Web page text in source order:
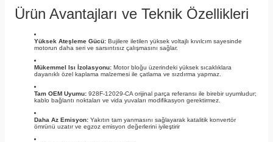
Ürün Avantajları ve Teknik Özellikleri
Yüksek Ateşleme Gücü: Bujilere iletilen yüksek voltajlı kıvılcım sayesinde
motorun daha seri ve sarsıntısız çalışmasını sağlar.
Mükemmel Isı İzolasyonu: Motor bloğu üzerindeki yüksek sıcaklıklara
dayanıklı özel kaplama malzemesi ile çatlama ve sızdırma yapmaz.
Tam OEM Uyumu: 928F-12029-CA orijinal parça referansı ile birebir uyumludur;
kablo bağlantı noktaları ve vida yuvaları modifikasyon gerektirmez.
Daha Az Emisyon: Yakıtın tam yanmasını sağlayarak katalitik konvertör
ömrünü uzatır ve egzoz emisyon değerlerini iyileştirir